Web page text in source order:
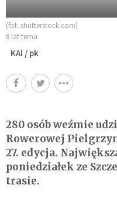
(fot. shutterstock.com)
8 lat temu
KAI / pk
280 osób weźmie
Rowerowej
27. edycja.
poniedziałek ze
trasie.